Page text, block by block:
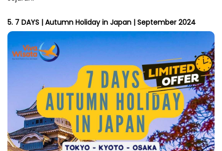
5. 7 DAYS | Autumn Holiday in Japan | September 2024